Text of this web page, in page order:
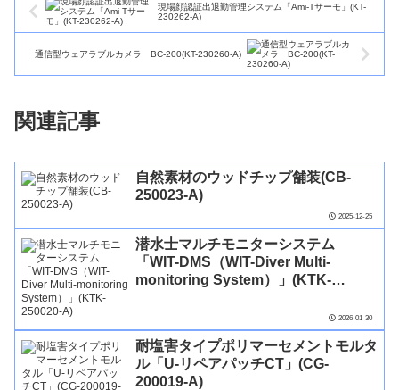
現場顔認証出退勤管理システム「Ami-Tサーモ」(KT-
230262-A)
通信型ウェアラブルカメラ BC-200(KT-230260-A)
関連記事
自然素材のウッドチップ舗装(CB-
250023-A)
2025-12-25
潜水士マルチモニターシステム
「WIT-DMS（WIT-Diver Multi-
monitoring System）」(KTK-
2026-01-30
耐塩害タイプポリマーセメントモルタ
ル「U-リペアパッチCT」(CG-
200019-A)